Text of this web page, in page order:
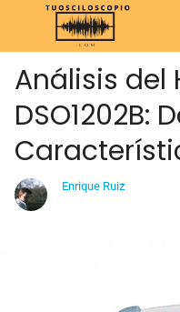
Análisis del
DSO1202B:
Enrique Ruiz